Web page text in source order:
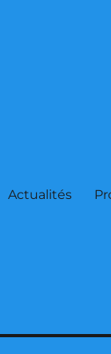
Actualités